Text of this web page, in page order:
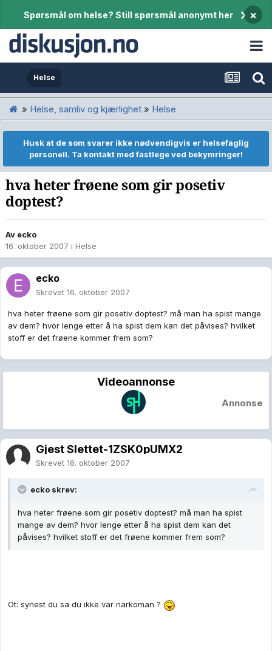
Spørsmål om helse? Still spørsmål anonymt her ×
Helse
» Helse, samliv og kjærlighet » Helse
Husk at de som svarer ikke nødvendigvis er helsefaglig
personell. Ta kontakt med fastlege ved bekymringer!
hva heter frøene som gir posetiv
doptest?
Av ecko
16. oktober 2007 i Helse
ecko
Skrevet 16. oktober 2007
hva heter frøene som gir posetiv doptest? må man ha spist mange
av dem? hvor lenge etter å ha spist dem kan det påvises? hvilket
stoff er det frøene kommer frem som?
Videoannonse
Annonse
Gjest Slettet-1ZSK0pUMX2
Skrevet 16. oktober 2007
ecko skrev:
hva heter frøene som gir posetiv doptest? må man ha spist
mange av dem? hvor lenge etter å ha spist dem kan det
påvises? hvilket stoff er det frøene kommer frem som?
Ot: synest du sa du ikke var narkoman ?